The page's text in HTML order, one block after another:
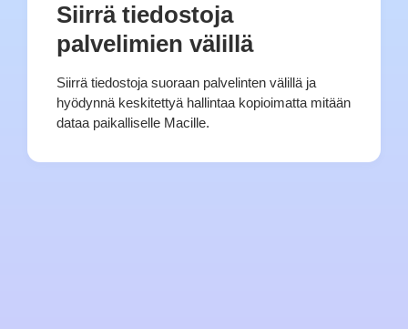
Siirrä tiedostoja
palvelimien välillä
Siirrä tiedostoja suoraan palvelinten välillä ja
hyödynnä keskitettyä hallintaa kopioimatta mitään
dataa paikalliselle Macille.